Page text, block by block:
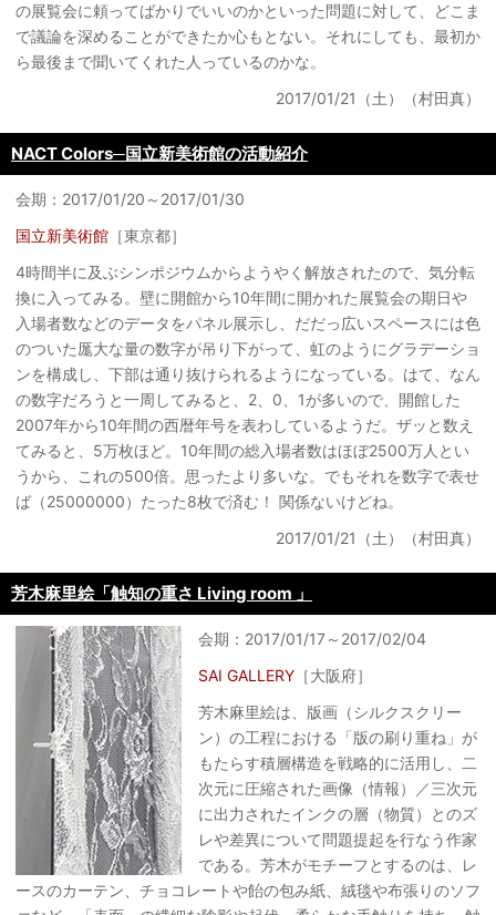
の展覧会に頼ってばかりでいいのかといった問題に対して、どこま
で議論を深めることができたか心もとない。それにしても、最初か
ら最後まで聞いてくれた人っているのかな。
2017/01/21（土）（村田真）
NACT Colors─国立新美術館の活動紹介
会期：2017/01/20～2017/01/30
国立新美術館 ［東京都］
4時間半に及ぶシンポジウムからようやく解放されたので、気分転
換に入ってみる。壁に開館から10年間に開かれた展覧会の期日や
入場者数などのデータをパネル展示し、だだっ広いスペースには色
のついた厖大な量の数字が吊り下がって、虹のようにグラデーショ
ンを構成し、下部は通り抜けられるようになっている。はて、なん
の数字だろうと一周してみると、2、0、1が多いので、開館した
2007年から10年間の西暦年号を表わしているようだ。ザッと数え
てみると、5万枚ほど。10年間の総入場者数はほぼ2500万人とい
うから、これの500倍。思ったより多いな。でもそれを数字で表せ
ば（25000000）たった8枚で済む！ 関係ないけどね。
2017/01/21（土）（村田真）
芳木麻里絵「触知の重さ Living room 」
会期：2017/01/17～2017/02/04
SAI GALLERY ［大阪府］
芳木麻里絵は、版画（シルクスクリー
ン）の工程における「版の刷り重ね」が
もたらす積層構造を戦略的に活用し、二
次元に圧縮された画像（情報）／三次元
に出力されたインクの層（物質）とのズ
レや差異について問題提起を行なう作家
である。芳木がモチーフとするのは、レ
ースのカーテン、チョコレートや飴の包み紙、絨毯や布張りのソフ